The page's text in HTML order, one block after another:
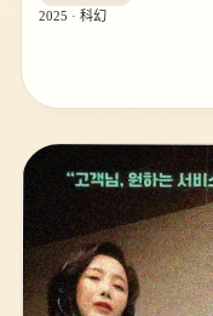
2025 · 科幻